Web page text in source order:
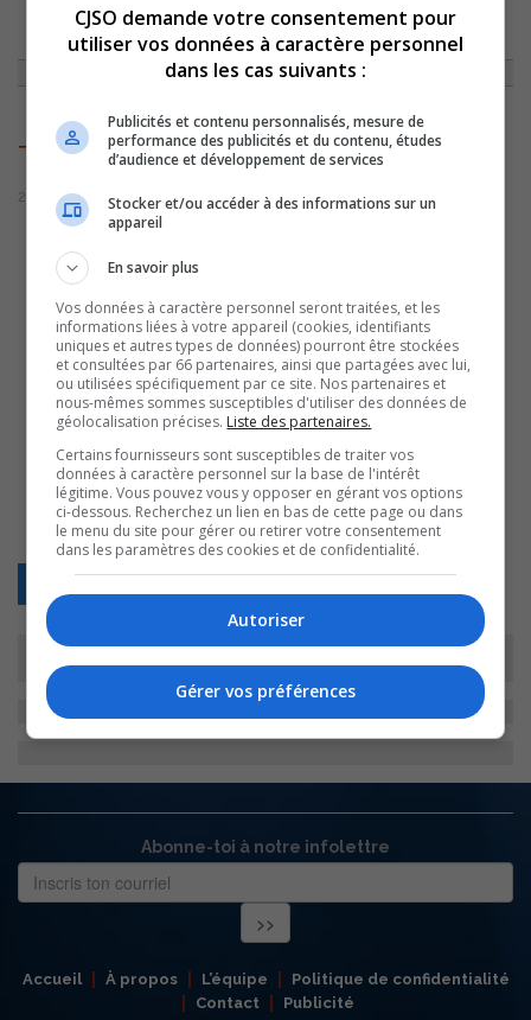
ACCUEIL»ACTUALITÉS »
EXPOSITION DES OEUVRES DE RAYMOND
GENDRON À LA MAISON DES GOUVERNEURS DÈS LE 10 NOVEMBRE
TOILERAYMONDGENDRON
ToileRaymondGendron
28 octobre 2022 | Par Sylvain Rochon
Abonne-toi à notre infolettre
Accueil À propos L’équipe
Politique de confidentialité
Contact
Publicité
CJSO demande votre consentement pour
utiliser vos données à caractère personnel
dans les cas suivants :
Publicités et contenu personnalisés, mesure de
performance des publicités et du contenu, études
d’audience et développement de services
Stocker et/ou accéder à des informations sur un
appareil
En savoir plus
Vos données à caractère personnel seront traitées, et les
informations liées à votre appareil (cookies, identifiants
uniques et autres types de données) pourront être stockées
et consultées par 66 partenaires, ainsi que partagées avec lui,
ou utilisées spécifiquement par ce site. Nos partenaires et
nous-mêmes sommes susceptibles d'utiliser des données de
géolocalisation précises. Liste des partenaires.
Certains fournisseurs sont susceptibles de traiter vos
données à caractère personnel sur la base de l'intérêt
légitime. Vous pouvez vous y opposer en gérant vos options
ci-dessous. Recherchez un lien en bas de cette page ou dans
le menu du site pour gérer ou retirer votre consentement
dans les paramètres des cookies et de confidentialité.
Autoriser
Gérer vos préférences